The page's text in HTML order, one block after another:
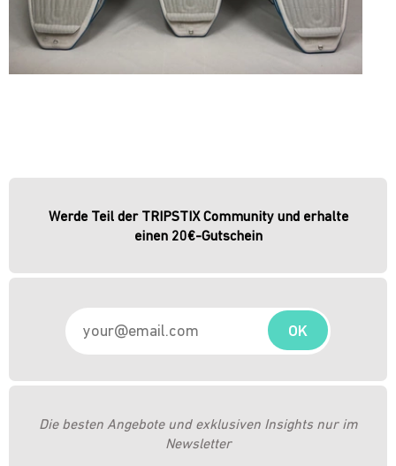
Werde Teil der TRIPSTIX Community und erhalte
einen 20€-Gutschein
OK
Die besten Angebote und exklusiven Insights nur im
Newsletter